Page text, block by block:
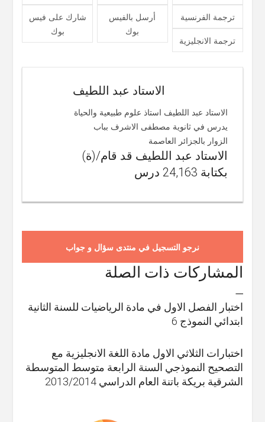
شارك على فيس
بوك
أرسل بالفيس
بوك
ترجمة الفرنسية
ترجمة الانجليزية
الاستاد عبد اللطيف
الاستاد عبد اللطيف استاذ علوم طبيعية والحياة
يدرس في ثانوية مصطفى الاشرف بباب
الزوار بالجزائر العاصمة
الاستاد عبد اللطيف قد قام/(ة)
بكتابة 24,163 درس
نرجو التسجيل في منتدى سؤال و جواب
المشاركات ذات الصلة
اختبار الفصل الاول في مادة الرياضيات للسنة الثانية
ابتدائي النموذج 6
اختبارات الثلاثي الاول مادة اللغة الانجليزية مع
التصحيح النموذجي السنة الرابعة متوسط المتوسطة
الشرقية بريكة باتنة العام الدراسي 2013/2014